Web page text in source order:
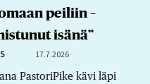
peiliin –
isänä”
17.7.2026
PastoriPike kävi läpi